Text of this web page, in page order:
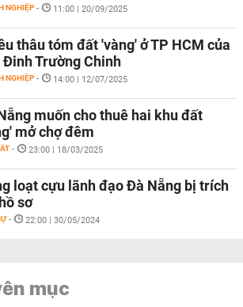
NGHIỆP - 11:00 | 20/09/2025
thâu tóm đất 'vàng' ở TP HCM của
Đinh Trường Chinh
NGHIỆP - 14:00 | 12/07/2025
muốn cho thuê hai khu đất
mở chợ đêm
- 23:00 | 18/03/2025
loạt cựu lãnh đạo Đà Nẵng bị trích
sơ
- 22:00 | 30/05/2024
mục